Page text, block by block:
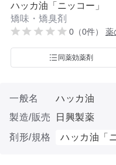
ハッカ油「ニッコー」
矯味・矯臭剤
0（0件） 薬
同薬効薬剤
一般名
ハッカ油
製造/販売
日興製薬
剤形/規格
ハッカ油「